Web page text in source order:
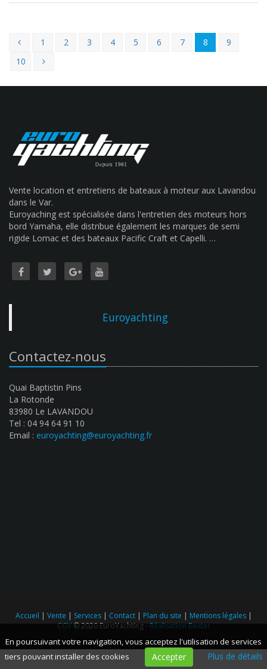
1 2 3 4 5 6 7 8
9
10
Vente location et entretiens de bateaux à moteur aux Lavandou
dans le Var.
Euroyaching est spécialisée dans l'entretien des moteurs hors
bord Yamaha, elle distribue également les marques de semi
rigide Lomac et des bateaux Pacific Craft et Capelli. …
Euroyachting
Contactez-nous
Quai Baptistin Pins
La Rotonde
83980 Le LAVANDOU
Tel : 04 94 64 91 10
Email : euroyachting@euroyachting.fr
Accueil | Vente | Services | Contact | Plan du site | Mentions légales |
CGV© 2020 EuroYachting - Réalisation Bexter
En poursuivant votre navigation, vous acceptez l'utilisation de services
tiers pouvant installer des cookies
Accepter Plus de détails